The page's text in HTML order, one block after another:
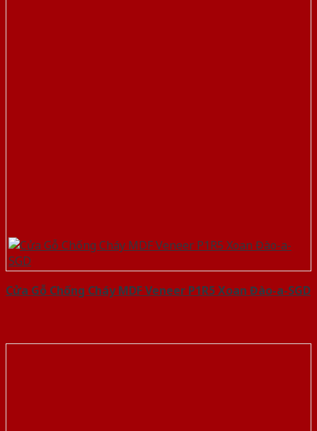
Cửa Gỗ Chống Cháy MDF Veneer P1R5 Xoan Đào-a-SGD